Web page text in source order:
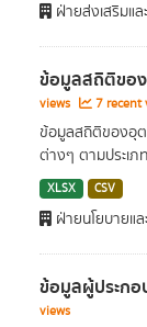
ฝ่ายส่งเสริม
ข้อมูลสถิติขอ
views
7 recent
ข้อมูลสถิติของอุต
ต่างๆ ตามประเ
XLSX CSV
ฝ่ายนโยบายแ
ข้อมูลผู้ประกอ
views